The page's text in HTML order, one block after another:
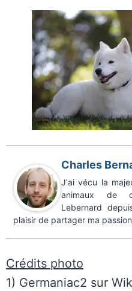
Charles
J'ai vécu la
animaux de
Lebernard
plaisir de partager ma
Crédits photo
1) Germaniac2 sur